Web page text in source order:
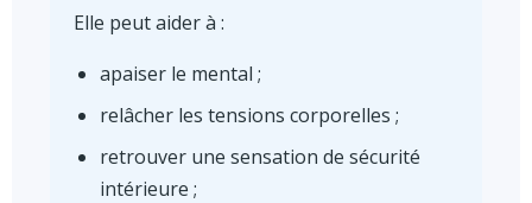
Elle peut aider à :
apaiser le mental ;
relâcher les tensions corporelles ;
retrouver une sensation de sécurité
intérieure ;